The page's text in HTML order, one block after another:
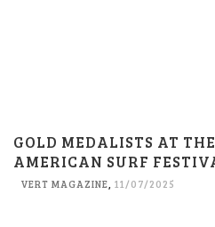
GOLD MEDALISTS AT
AMERICAN SURF
VERT MAGAZINE, 11/07/2025